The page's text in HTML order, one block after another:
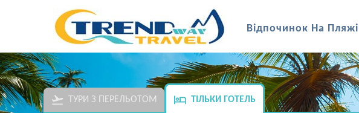
Відпочинок На Пляжі
ТУРИ З ПЕРЕЛЬОТОМ ТІЛЬКИ ГОТЕЛЬ